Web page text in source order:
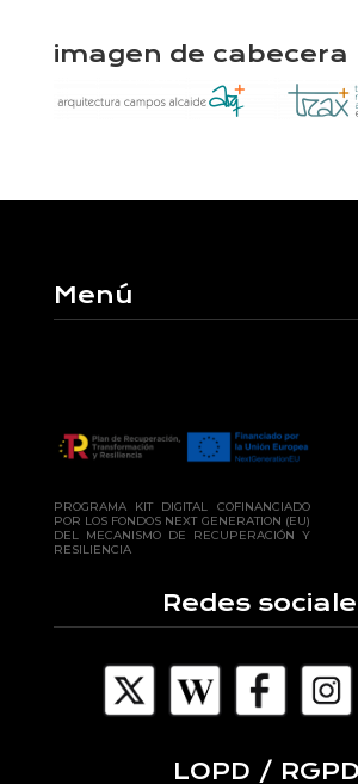
imagen de cabecera
Menú
PROGRAMA KIT DIGITAL COFINANCIADO
POR LOS FONDOS NEXT GENERATION (EU)
DEL MECANISMO DE RECUPERACIÓN Y
RESILIENCIA
Redes
LOPD / RGPD